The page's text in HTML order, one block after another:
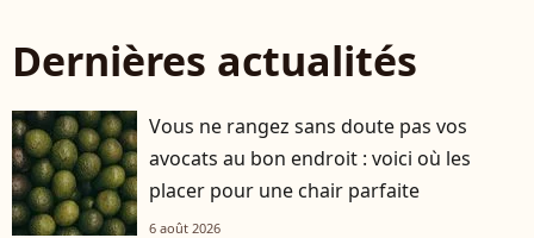
Dernières actualités
Vous ne rangez sans doute pas vos
avocats au bon endroit : voici où les
placer pour une chair parfaite
6 août 2026